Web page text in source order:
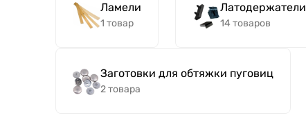
Ламели
1 товар
Латодержатели
14 товаров
Заготовки для обтяжки пуговиц
2 товара